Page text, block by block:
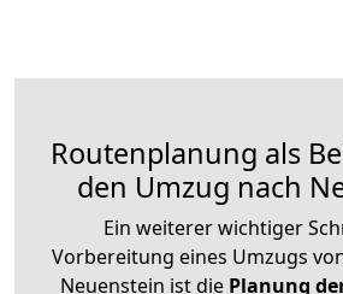
Routenplanung als
den Umzug nach
Ein weiterer wichtiger
Vorbereitung eines Umzugs
Neuenstein ist die Planung